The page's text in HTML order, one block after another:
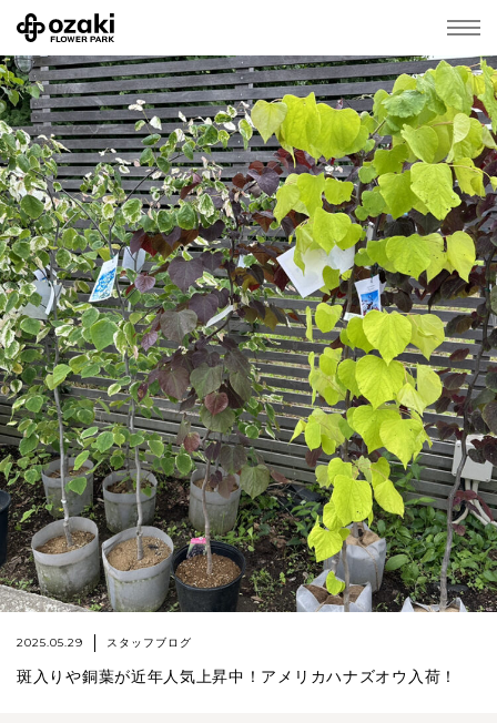
2025.05.29 スタッフブログ
斑入りや銅葉が近年人気上昇中！アメリカハナズオウ入荷！